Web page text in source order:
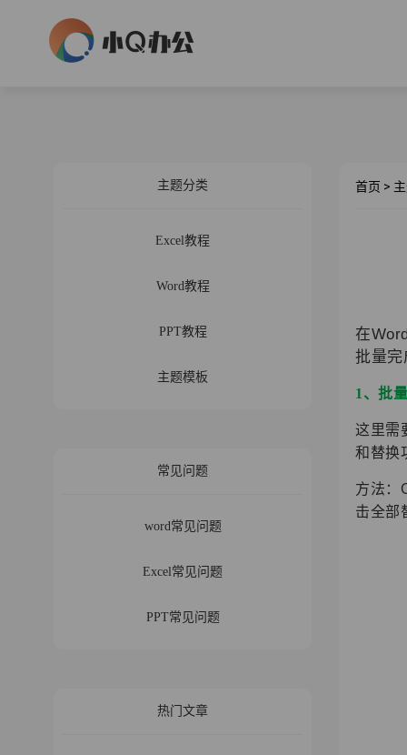
主题分类
Excel教程
Word教程
PPT教程
主题模板
常见问题
word常见问题
Excel常见问题
PPT常见问题
热门文章
首页 >
在
批量完
1、批
这里需
和替换
方法：
击全部